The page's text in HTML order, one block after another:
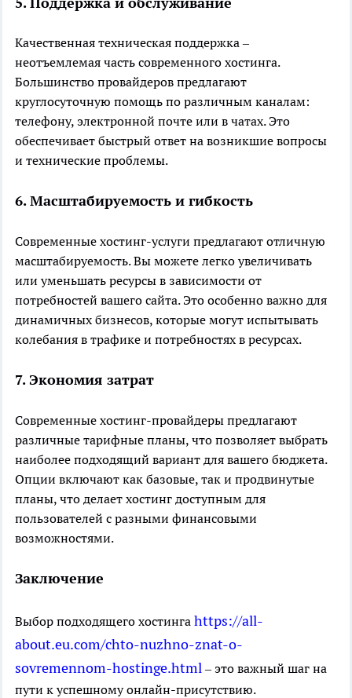
Качественная техническая поддержка –
неотъемлемая часть современного хостинга.
Большинство провайдеров предлагают
круглосуточную помощь по различным каналам:
телефону, электронной почте или в чатах. Это
обеспечивает быстрый ответ на возникшие вопросы
и технические проблемы.
6. Масштабируемость и гибкость
Современные хостинг-услуги предлагают отличную
масштабируемость. Вы можете легко увеличивать
или уменьшать ресурсы в зависимости от
потребностей вашего сайта. Это особенно важно для
динамичных бизнесов, которые могут испытывать
колебания в трафике и потребностях в ресурсах.
7. Экономия затрат
Современные хостинг-провайдеры предлагают
различные тарифные планы, что позволяет выбрать
наиболее подходящий вариант для вашего бюджета.
Опции включают как базовые, так и продвинутые
планы, что делает хостинг доступным для
пользователей с разными финансовыми
возможностями.
Заключение
Выбор подходящего хостинга https://all-
about.eu.com/chto-nuzhno-znat-o-
sovremennom-hostinge.html – это важный шаг на
пути к успешному онлайн-присутствию.